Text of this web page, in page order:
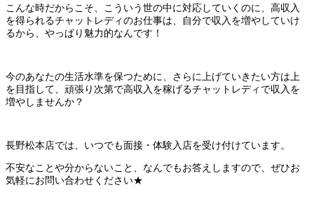
こんな時だからこそ、こういう世の中に対応していくのに、高収入
を得られるチャットレディのお仕事は、自分で収入を増やしていけ
るから、やっぱり魅力的なんです！
今のあなたの生活水準を保つために、さらに上げていきたい方は上
を目指して、頑張り次第で高収入を稼げるチャットレディで収入を
増やしませんか？
長野松本店では、いつでも面接・体験入店を受け付けています。
不安なことや分からないこと、なんでもお答えしますので、ぜひお
気軽にお問い合わせください★